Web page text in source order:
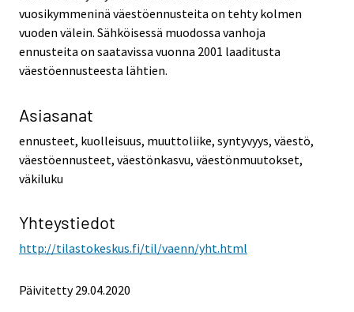
vuosikymmeninä väestöennusteita on tehty kolmen
vuoden välein. Sähköisessä muodossa vanhoja
ennusteita on saatavissa vuonna 2001 laaditusta
väestöennusteesta lähtien.
Asiasanat
ennusteet, kuolleisuus, muuttoliike, syntyvyys, väestö,
väestöennusteet, väestönkasvu, väestönmuutokset,
väkiluku
Yhteystiedot
http://tilastokeskus.fi/til/vaenn/yht.html
Päivitetty 29.04.2020